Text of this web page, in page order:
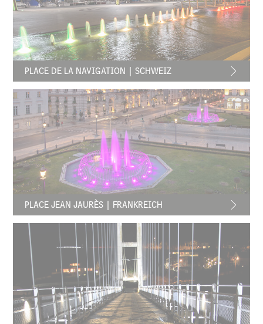
PLACE DE LA NAVIGATION | SCHWEIZ
PLACE JEAN JAURÈS | FRANKREICH